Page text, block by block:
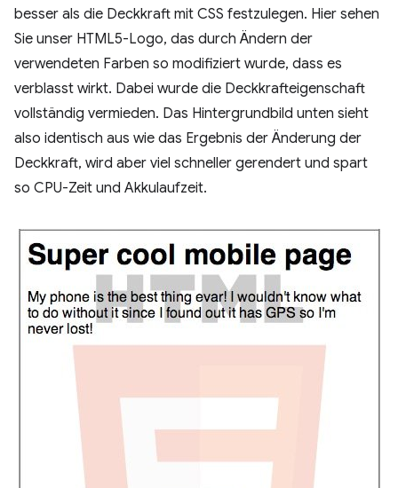
besser als die Deckkraft mit CSS festzulegen. Hier sehen
Sie unser HTML5-Logo, das durch Ändern der
verwendeten Farben so modifiziert wurde, dass es
verblasst wirkt. Dabei wurde die Deckkrafteigenschaft
vollständig vermieden. Das Hintergrundbild unten sieht
also identisch aus wie das Ergebnis der Änderung der
Deckkraft, wird aber viel schneller gerendert und spart
so CPU-Zeit und Akkulaufzeit.